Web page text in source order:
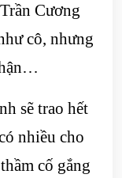
Cương
cô, nhưng
sẽ trao hết
nhiều cho
cố gắng